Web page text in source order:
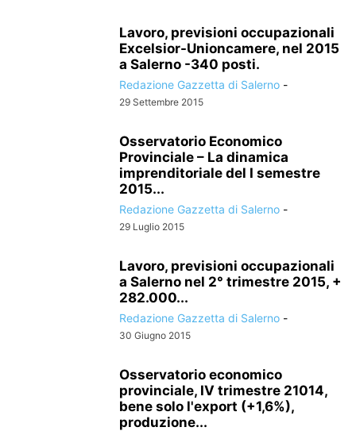
Lavoro, previsioni occupazionali
Excelsior-Unioncamere, nel 2015
a Salerno -340 posti.
Redazione Gazzetta di Salerno -
29 Settembre 2015
Osservatorio Economico
Provinciale – La dinamica
imprenditoriale del I semestre
2015...
Redazione Gazzetta di Salerno -
29 Luglio 2015
Lavoro, previsioni occupazionali
a Salerno nel 2° trimestre 2015, +
282.000...
Redazione Gazzetta di Salerno -
30 Giugno 2015
Osservatorio economico
provinciale, IV trimestre 21014,
bene solo l'export (+1,6%),
produzione...